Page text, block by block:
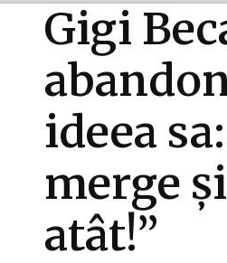
Gigi
ideea
merge și
atât!”